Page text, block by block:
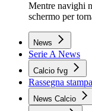
Mentre navighi
schermo per
News
Serie A News
Calcio fvg
Rassegna stampa
News Calcio